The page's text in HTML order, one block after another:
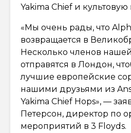
Yakima Chief и
«Мы очень рады, что
возвращается в
Несколько членов
отправятся в Лондон,
лучшие европейские
нашими друзьями из
Yakima Chief Hops», —
Петерсон, директор по
мероприятий в 3 Floyds.